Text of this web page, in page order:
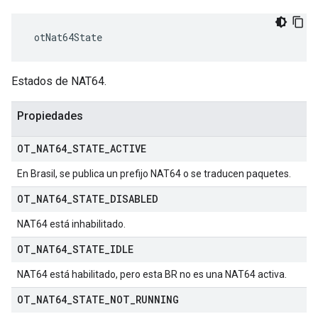
otNat64State
Estados de NAT64.
Propiedades
OT NAT64 STATE ACTIVE
En Brasil, se publica un prefijo NAT64 o se traducen paquetes.
OT NAT64 STATE DISABLED
NAT64 está inhabilitado.
OT NAT64 STATE IDLE
NAT64 está habilitado, pero esta BR no es una NAT64 activa.
OT NAT64 STATE NOT RUNNING